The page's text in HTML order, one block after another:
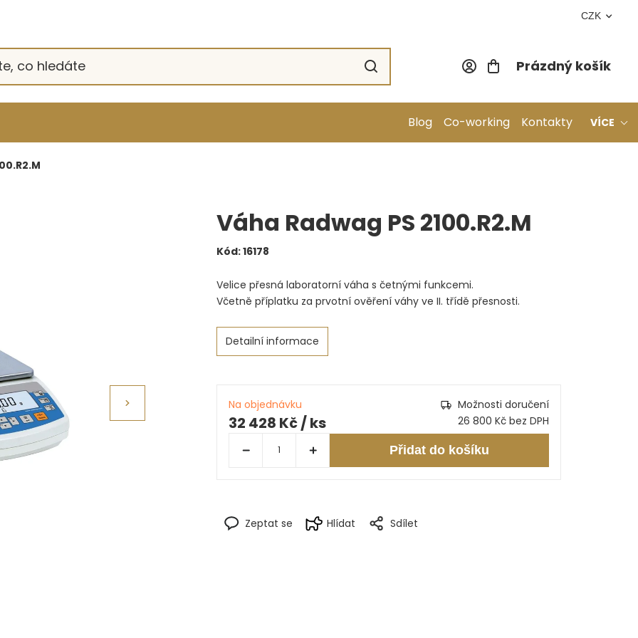
CZK
Nákupní
Prázdný košík
Blog Co-working Kontakty VÍCE
Váha Radwag PS 2100.R2.M
Kód:16178
Velice přesná laboratorní váha s četnými funkcemi.
Včetně příplatku za prvotní ověření váhy ve II. třídě přesnosti.
Detailní informace
Zeptat se Hlídat Sdílet
Na objednávku Možnosti doručení
32 428 Kč/ ks 26 800 Kč bez DPH
Přidat do košíku